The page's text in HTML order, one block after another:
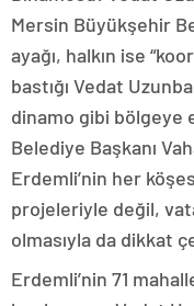
Mersin Büyükşehir
ayağı, halkın ise
bastığı Vedat
dinamo gibi bölgeye
Belediye Başkanı
Erdemli’nin her
projeleriyle değil,
olmasıyla da dikkat
Erdemli’nin 71